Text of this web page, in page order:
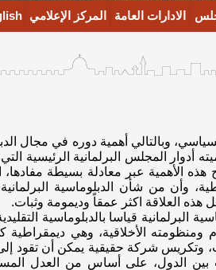
الادارات العامة المركز الإعلامي
منذ تأسيسه في عام 1996، اهمية دوره السياسي، وبالتالي أهمية
أدوار المجلس البرلمانية الرئيسية
هذه الأهمية عبر معادلة بسيطة
وأن من شأن الدبلوماسية
العلاقة اكثر عمقاً وديمومة وثبات.
البرلمانية قياسا بالدبلوماسية
ومنظومته الأخلاقية، وهي
وتكريس شركة حقيقية يمكن أن تقود
الدول، على أساس من العدل